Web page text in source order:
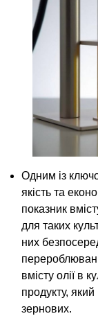
Одним із
якість та
показник
для таких
них
вмісту олії в
продукту,
зернових.